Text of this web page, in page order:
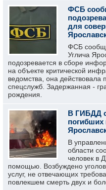
ФСБ
для
ФСБ
Углича
подозревается в сборе
на объекте критической
ведомства, она действовала
спецслужб. Задержанная -
рождения.
В ГИБДД
погибших
В
области
человек в
помощью. Возбуждено
услуг, не отвечающих
повлекшем смерть двух и